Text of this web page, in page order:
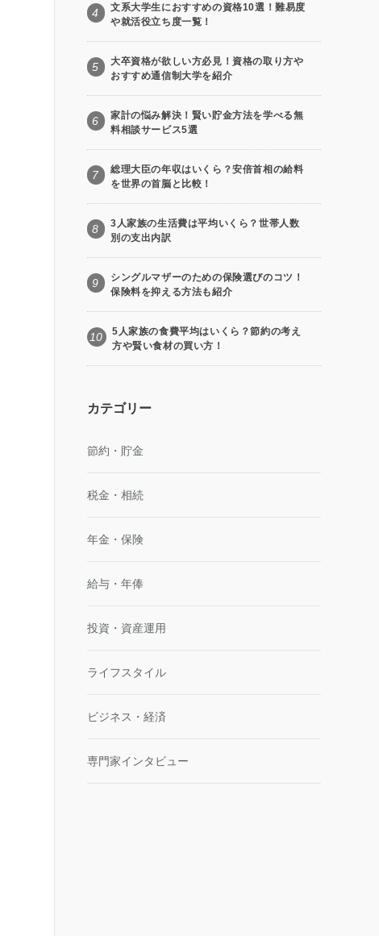
4
文系大学生におすすめの資格10選！難易度
や就活役立ち度一覧！
5
大卒資格が欲しい方必見！資格の取り方や
おすすめ通信制大学を紹介
6
家計の悩み解決！賢い貯金方法を学べる無
料相談サービス5選
7
総理大臣の年収はいくら？安倍首相の給料
を世界の首脳と比較！
8
3人家族の生活費は平均いくら？世帯人数
別の支出内訳
9
シングルマザーのための保険選びのコツ！
保険料を抑える方法も紹介
10
5人家族の食費平均はいくら？節約の考え
方や賢い食材の買い方！
カテゴリー
節約・貯金
税金・相続
年金・保険
給与・年俸
投資・資産運用
ライフスタイル
ビジネス・経済
専門家インタビュー